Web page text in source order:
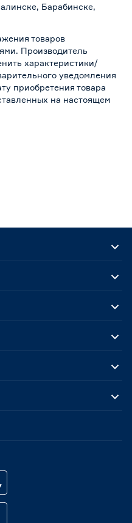
Барабинске,
товаров
Производитель
характеристики/
уведомления
приобретения товара
на настоящем